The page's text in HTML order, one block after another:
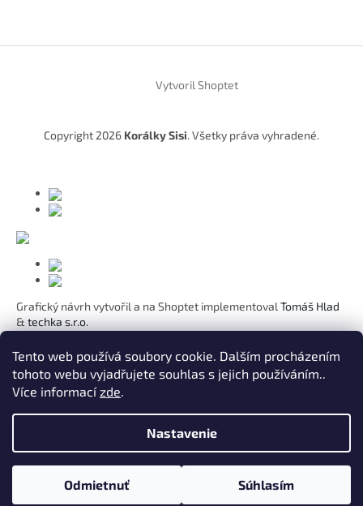
Tento web používá soubory cookie. Dalším procházením
tohoto webu vyjadřujete souhlas s jejich používáním..
Více informacízde.
Nastavenie
Odmietnuť Súhlasím
Vytvoril Shoptet
Copyright 2026 Korálky Sisi. Všetky práva vyhradené.
Grafický návrh vytvořil a na Shoptet implementoval Tomáš Hlad
& techka s.r.o.
Koho chcete obdarovat?
Pre mamičku
Pre moju lásku
Pre dcéru
Znamenia zverokruhu